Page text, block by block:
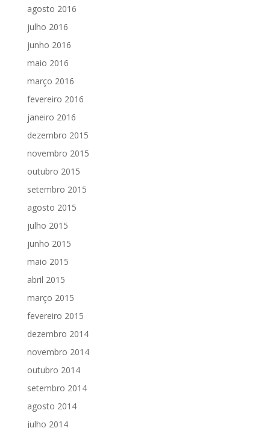
agosto 2016
julho 2016
junho 2016
maio 2016
março 2016
fevereiro 2016
janeiro 2016
dezembro 2015
novembro 2015
outubro 2015
setembro 2015
agosto 2015
julho 2015
junho 2015
maio 2015
abril 2015
março 2015
fevereiro 2015
dezembro 2014
novembro 2014
outubro 2014
setembro 2014
agosto 2014
julho 2014